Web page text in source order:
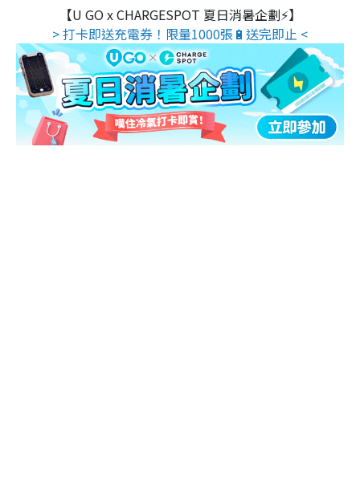
【U GO x CHARGESPOT 夏日消暑企劃⚡】
> 打卡即送充電券！限量1000張🔋送完即止 <